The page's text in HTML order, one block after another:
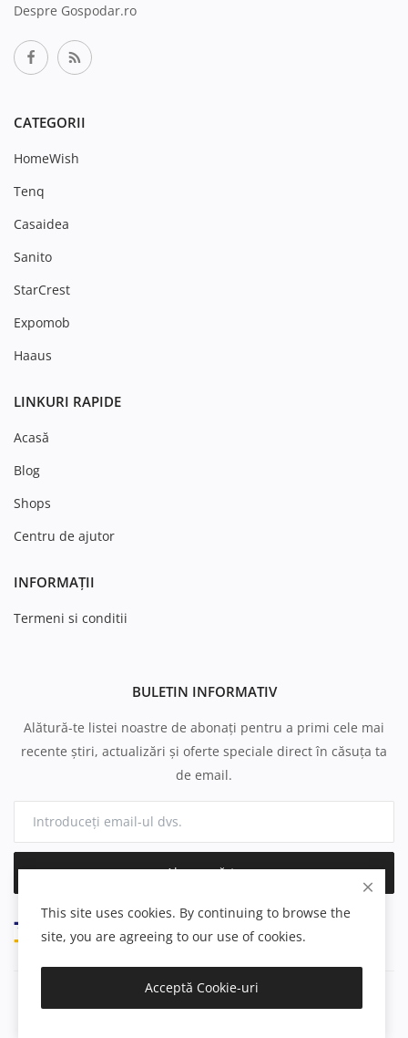
Despre Gospodar.ro
CATEGORII
HomeWish
Tenq
Casaidea
Sanito
StarCrest
Expomob
Haaus
LINKURI RAPIDE
Acasă
Blog
Shops
Centru de ajutor
INFORMAȚII
Termeni si conditii
BULETIN INFORMATIV
Alătură-te listei noastre de abonați pentru a primi cele mai
recente știri, actualizări și oferte speciale direct în căsuța ta
de email.
Abonează-te
Copyright 2025 Gospodar - All Rights Reserved
This site uses cookies. By continuing to browse the
site, you are agreeing to our use of cookies.
Acceptă Cookie-uri